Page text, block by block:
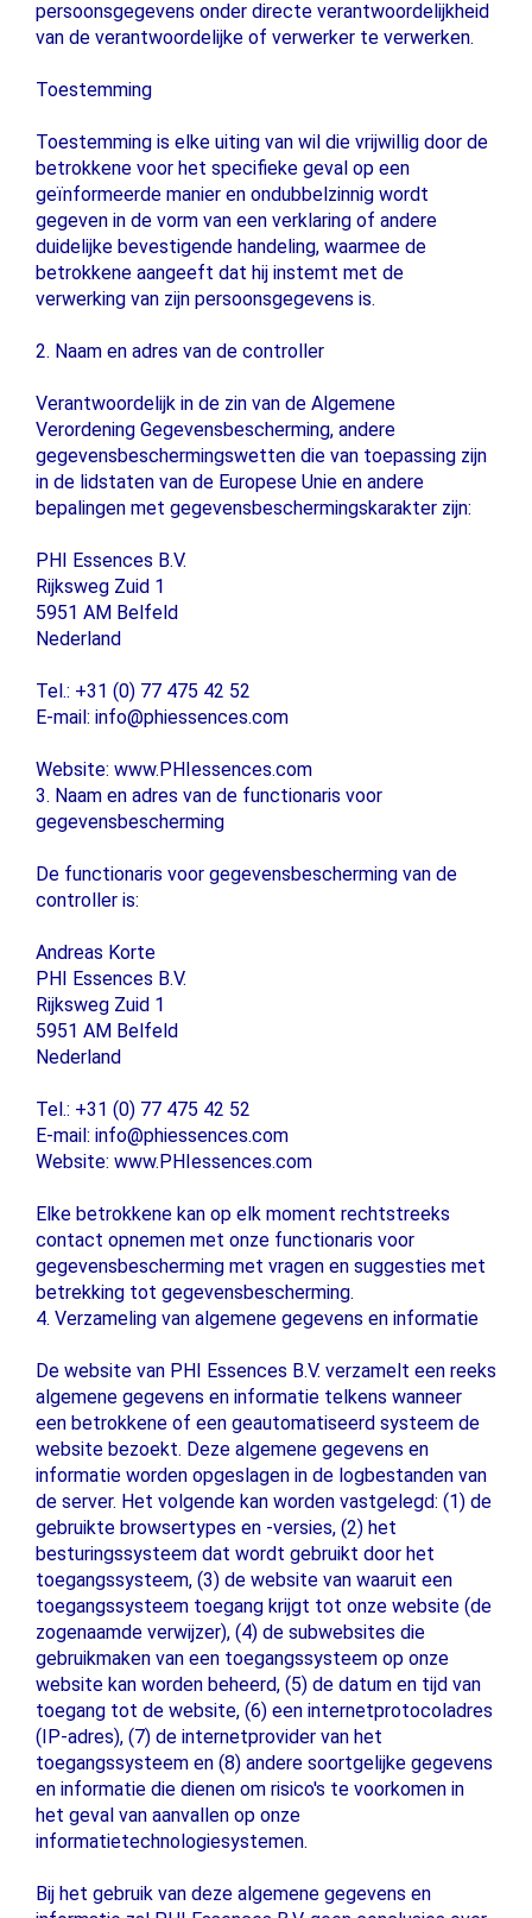
persoonsgegevens onder directe verantwoordelijkheid
van de verantwoordelijke of verwerker te verwerken.
Toestemming
Toestemming is elke uiting van wil die vrijwillig door de
betrokkene voor het specifieke geval op een
geïnformeerde manier en ondubbelzinnig wordt
gegeven in de vorm van een verklaring of andere
duidelijke bevestigende handeling, waarmee de
betrokkene aangeeft dat hij instemt met de
verwerking van zijn persoonsgegevens is.
2. Naam en adres van de controller
Verantwoordelijk in de zin van de Algemene
Verordening Gegevensbescherming, andere
gegevensbeschermingswetten die van toepassing zijn
in de lidstaten van de Europese Unie en andere
bepalingen met gegevensbeschermingskarakter zijn:
PHI Essences B.V.
Rijksweg Zuid 1
5951 AM Belfeld
Nederland
Tel.: +31 (0) 77 475 42 52
E-mail: info@phiessences.com
Website: www.PHIessences.com
3. Naam en adres van de functionaris voor
gegevensbescherming
De functionaris voor gegevensbescherming van de
controller is:
Andreas Korte
PHI Essences B.V.
Rijksweg Zuid 1
5951 AM Belfeld
Nederland
Tel.: +31 (0) 77 475 42 52
E-mail: info@phiessences.com
Website: www.PHIessences.com
Elke betrokkene kan op elk moment rechtstreeks
contact opnemen met onze functionaris voor
gegevensbescherming met vragen en suggesties met
betrekking tot gegevensbescherming.
4. Verzameling van algemene gegevens en informatie
De website van PHI Essences B.V. verzamelt een reeks
algemene gegevens en informatie telkens wanneer
een betrokkene of een geautomatiseerd systeem de
website bezoekt. Deze algemene gegevens en
informatie worden opgeslagen in de logbestanden van
de server. Het volgende kan worden vastgelegd: (1) de
gebruikte browsertypes en -versies, (2) het
besturingssysteem dat wordt gebruikt door het
toegangssysteem, (3) de website van waaruit een
toegangssysteem toegang krijgt tot onze website (de
zogenaamde verwijzer), (4) de subwebsites die
gebruikmaken van een toegangssysteem op onze
website kan worden beheerd, (5) de datum en tijd van
toegang tot de website, (6) een internetprotocoladres
(IP-adres), (7) de internetprovider van het
toegangssysteem en (8) andere soortgelijke gegevens
en informatie die dienen om risico's te voorkomen in
het geval van aanvallen op onze
informatietechnologiesystemen.
Bij het gebruik van deze algemene gegevens en